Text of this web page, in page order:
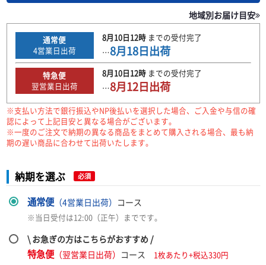
地域別お届け目安
通常便
4営業日出荷
8月10日12時までの受付完了
…8月18日出荷
特急便
翌営業日出荷
8月10日12時までの受付完了
…8月12日出荷
※支払い方法で銀行振込やNP後払いを選択した場合、ご入金や与信の確
認によって上記目安と異なる場合がございます。
※一度のご注文で納期の異なる商品をまとめて購入される場合、最も納
期の遅い商品に合わせて出荷いたします。
納期を選ぶ 必須
通常便（4営業日出荷） コース
※当日受付は12:00（正午）までです。
\ お急ぎの方はこちらがおすすめ /
特急便（翌営業日出荷） コース
1枚あたり+税込330円